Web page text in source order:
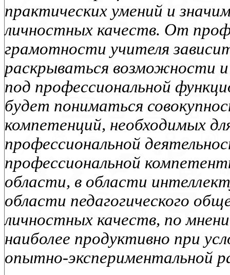
практических умений и
личностных качеств. От
грамотности учителя
раскрываться возможности и
под профессиональной
будет пониматься
компетенций, необходимых
профессиональной
профессиональной
области, в области
области педагогического
личностных качеств, по
наиболее продуктивно при
опытно-экспериментальной